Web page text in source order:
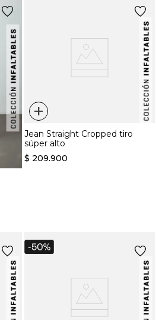
+
Jean Straight Cropped tiro
súper alto
$ 209.900